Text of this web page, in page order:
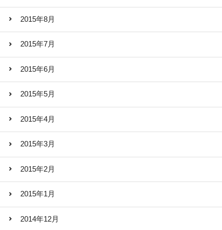
2015年8月
2015年7月
2015年6月
2015年5月
2015年4月
2015年3月
2015年2月
2015年1月
2014年12月